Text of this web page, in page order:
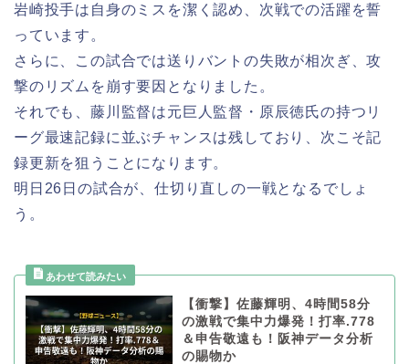
岩崎投手は自身のミスを潔く認め、次戦での活躍を誓
っています。
さらに、この試合では送りバントの失敗が相次ぎ、攻
撃のリズムを崩す要因となりました。
それでも、藤川監督は元巨人監督・原辰徳氏の持つリ
ーグ最速記録に並ぶチャンスは残しており、次こそ記
録更新を狙うことになります。
明日26日の試合が、仕切り直しの一戦となるでしょ
う。
【衝撃】佐藤輝明、4時間58分
の激戦で集中力爆発！打率.778
＆申告敬遠も！阪神データ分析
の賜物か